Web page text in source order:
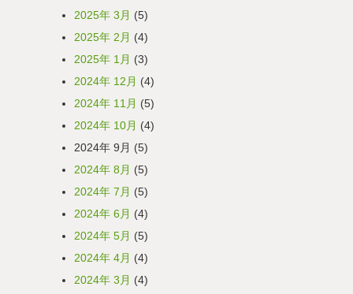
2025年 3月 (5)
2025年 2月 (4)
2025年 1月 (3)
2024年 12月 (4)
2024年 11月 (5)
2024年 10月 (4)
2024年 9月 (5)
2024年 8月 (5)
2024年 7月 (5)
2024年 6月 (4)
2024年 5月 (5)
2024年 4月 (4)
2024年 3月 (4)